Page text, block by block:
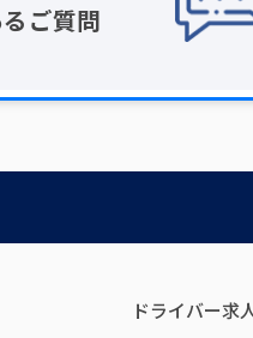
ご質問
ドライバー求